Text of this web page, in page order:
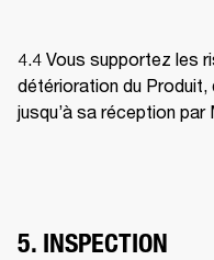
4.4 Vous supportez les
détérioration du Produit,
jusqu’à sa réception par
5. INSPECTION